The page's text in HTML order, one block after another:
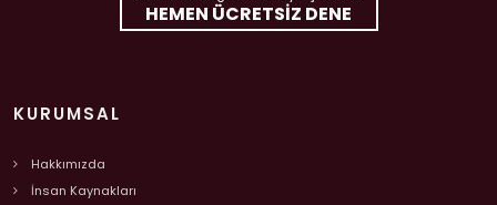
HEMEN ÜCRETSIZ DENE
KURUMSAL
Hakkımızda
İnsan Kaynakları